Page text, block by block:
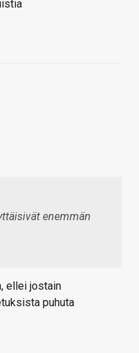
enemmän
ellei jostain
puhuta